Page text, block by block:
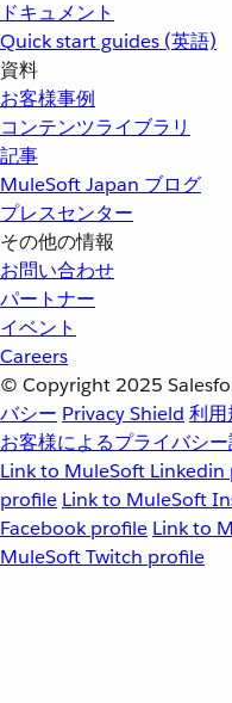
ドキュメント
Quick start guides (英語)
資料
お客様事例
コンテンツライブラリ
記事
MuleSoft Japan ブログ
プレスセンター
その他の情報
お問い合わせ
パートナー
イベント
Careers
© Copyright 2025
バシー Privacy Shield 利用
お客様によるプライバシ
Link to MuleSoft Linkedin
profile Link to MuleSoft
Facebook profile Link to
MuleSoft Twitch profile